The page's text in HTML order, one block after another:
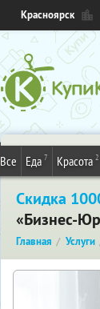
Красноярск
Все Еда 7 Красота 2
Скидка
«Бизнес-
Главная Услуги